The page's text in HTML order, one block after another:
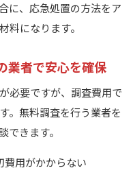
に、応急処置の方法をア
料になります。
業者で安心を確保
必要ですが、調査費用で
。無料調査を行う業者を
できます。
費用がかからない